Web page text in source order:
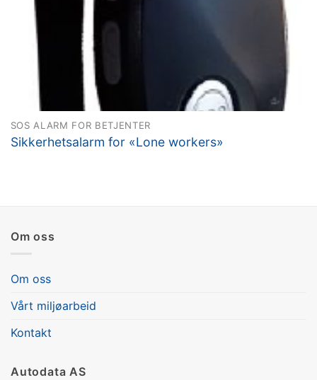
SOS ALARM FOR BETJENTER
Sikkerhetsalarm for «Lone workers»
Om oss
Om oss
Vårt miljøarbeid
Kontakt
Autodata AS